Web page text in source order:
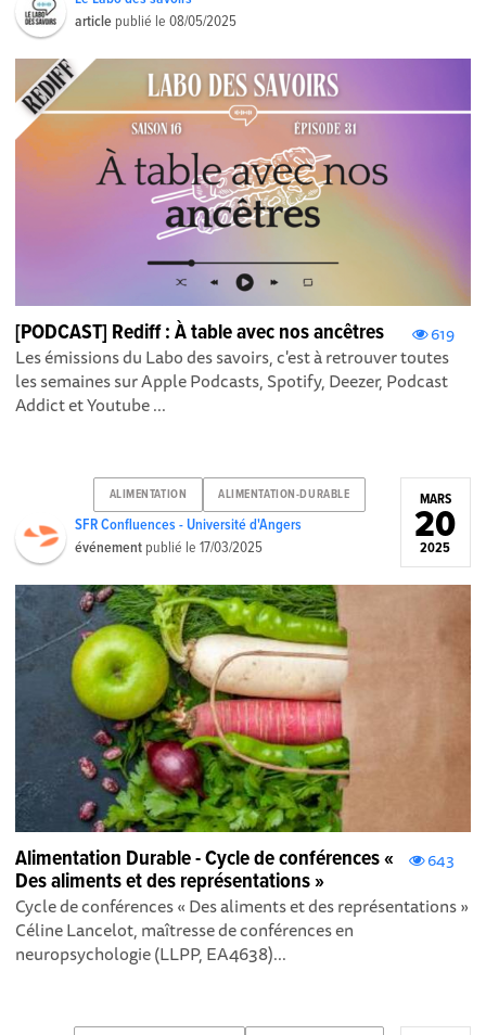
article publié le08/05/2025
619
[PODCAST] Rediff : À table avec nos ancêtres
Les émissions du Labo des savoirs, c'est à retrouver toutes
les semaines sur Apple Podcasts , Spotify , Deezer , Podcast
Addict et Youtube ...
ALIMENTATION ALIMENTATION-DURABLE
SFR Confluences - Université d'Angers
événement publié le17/03/2025
MARS
20
2025
643
Alimentation Durable - Cycle de conférences «
Des aliments et des représentations »
Cycle de conférences « Des aliments et des représentations »
Céline Lancelot, maîtresse de conférences en
neuropsychologie (LLPP, EA4638)...